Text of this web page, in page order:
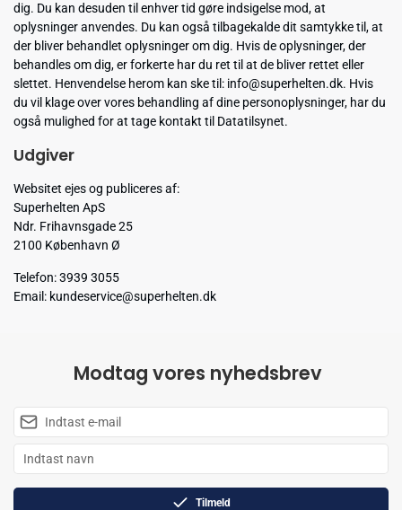
dig. Du kan desuden til enhver tid gøre indsigelse mod, at
oplysninger anvendes. Du kan også tilbagekalde dit samtykke til, at
der bliver behandlet oplysninger om dig. Hvis de oplysninger, der
behandles om dig, er forkerte har du ret til at de bliver rettet eller
slettet. Henvendelse herom kan ske til: info@superhelten.dk. Hvis
du vil klage over vores behandling af dine personoplysninger, har du
også mulighed for at tage kontakt til Datatilsynet.
Udgiver
Websitet ejes og publiceres af:
Superhelten ApS
Ndr. Frihavnsgade 25
2100 København Ø
Telefon: 3939 3055
Email: kundeservice@superhelten.dk
Modtag vores nyhedsbrev
Tilmeld